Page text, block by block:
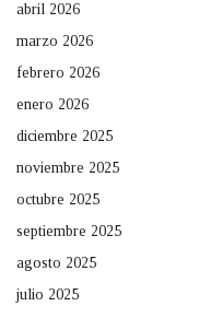
abril 2026
marzo 2026
febrero 2026
enero 2026
diciembre 2025
noviembre 2025
octubre 2025
septiembre 2025
agosto 2025
julio 2025